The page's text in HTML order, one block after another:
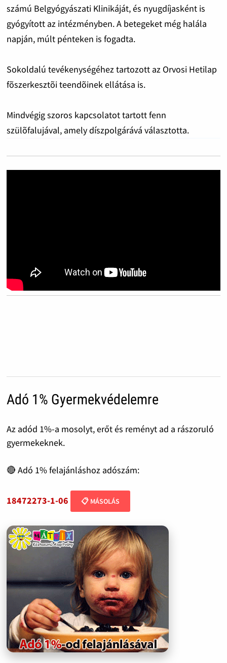
számú Belgyógyászati Klinikáját, és nyugdíjasként is
gyógyított az intézményben. A betegeket még halála
napján, múlt pénteken is fogadta.
Sokoldalú tevékenységéhez tartozott az Orvosi Hetilap
fõszerkesztõi teendõinek ellátása is.
Mindvégig szoros kapcsolatot tartott fenn
szülõfalujával, amely díszpolgárává választotta.
Adó 1% Gyermekvédelemre
Az adód 1%-a mosolyt, erőt és reményt ad a rászoruló
gyermekeknek.
🔴 Adó 1% felajánláshoz adószám:
18472273-1-06 📋 MÁSOLÁS